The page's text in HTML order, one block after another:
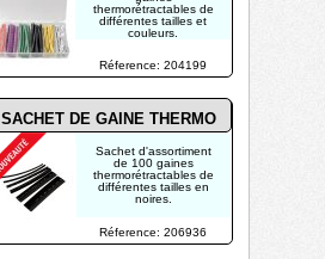
thermorétractables de
différentes tailles et
couleurs.
Réference: 204199
SACHET DE GAINE THERMO
Sachet d'assortiment
de 100 gaines
thermorétractables de
différentes tailles en
noires.
Réference: 206936